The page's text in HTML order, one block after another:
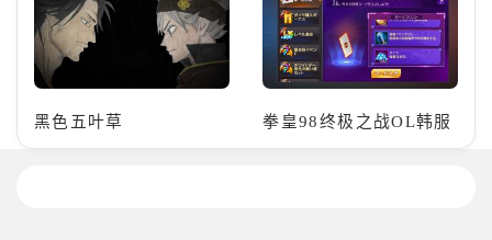
黑色五叶草 拳皇98终极之战OL韩服